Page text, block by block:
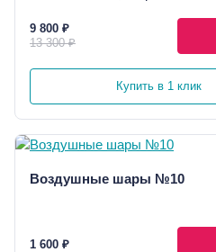
9 800 ₽
13 300 ₽
Купить в 1 клик
Воздушные шары №10
1 600 ₽